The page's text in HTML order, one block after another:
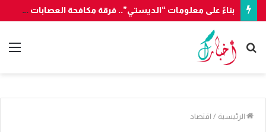
بناءً على معلومات “الديستي”.. فرقة مكافحة العصابات بأكادير تُوقف شخصين وتحجز 7300 قرصا مهلوسا قادما من الخارج
بحث
عن
الرئيسية / اقتصاد